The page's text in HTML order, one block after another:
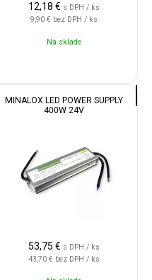
12,18 € s DPH / ks
9,90 € bez DPH / ks
Na sklade
MINALOX LED POWER SUPPLY
400W 24V
53,75 € s DPH / ks
43,70 € bez DPH / ks